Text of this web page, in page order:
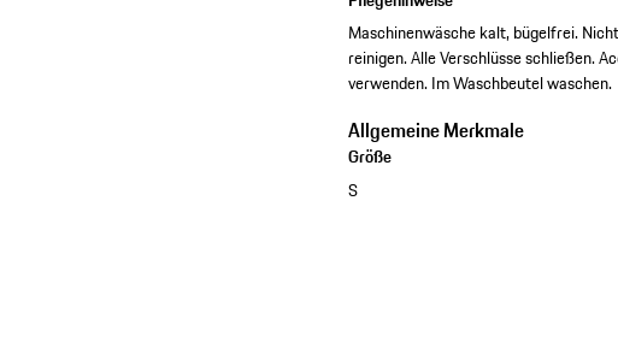
Maschinenwäsche kalt, bügelfrei.
reinigen. Alle Verschlüsse schließen.
verwenden. Im Waschbeutel waschen.
Allgemeine Merkmale
Größe
S